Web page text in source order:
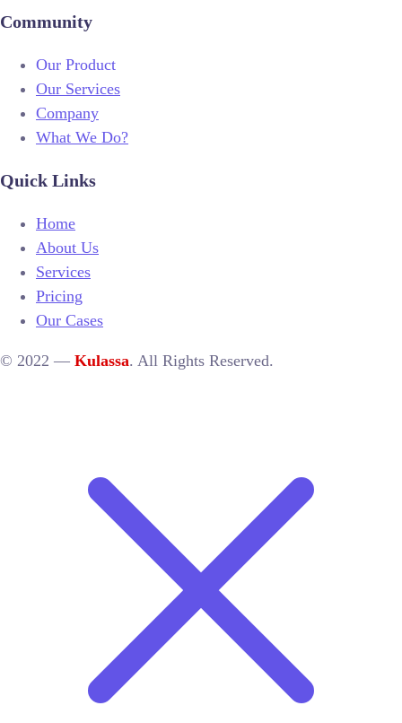
Community
Our Product
Our Services
Company
What We Do?
Quick Links
Home
About Us
Services
Pricing
Our Cases
© 2022 — Kulassa. All Rights Reserved.